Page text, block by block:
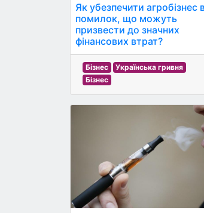
Як убезпечити агробізнес
помилок, що можуть
призвести до значних
фінансових втрат?
Бізнес
Українська гривня
Бізнес